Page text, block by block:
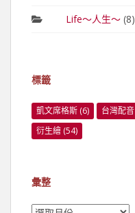
Life～人生～(8)
標籤
凱文席格斯 (6) 台灣配音
衍生繪 (54)
彙整